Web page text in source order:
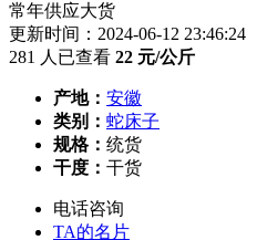
常年供应大货
更新时间：2024-06-12 23:46:24
281 人已查看 22 元/公斤
产地： 安徽
类别： 蛇床子
规格： 统货
干度： 干货
电话咨询
TA的名片